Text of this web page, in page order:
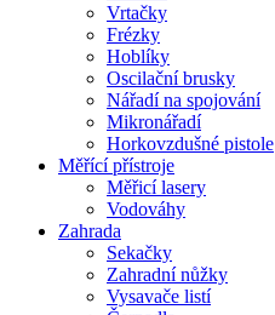
Vrtačky
Frézky
Hoblíky
Oscilační brusky
Nářadí na spojování
Mikronářadí
Horkovzdušné pistole
Měřící přístroje
Měřicí lasery
Vodováhy
Zahrada
Sekačky
Zahradní nůžky
Vysavače listí